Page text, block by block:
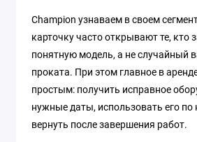
Champion узнаваем в своем
карточку часто открывают те, кто
понятную модель, а не случайный
проката. При этом главное в
простым: получить исправное
нужные даты, использовать его по
вернуть после завершения работ.